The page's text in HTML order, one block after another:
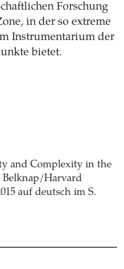
Forschung
in der so extreme
Instrumentarium der
bietet.
and Complexity in the
Belknap/Harvard
auf deutsch im S.